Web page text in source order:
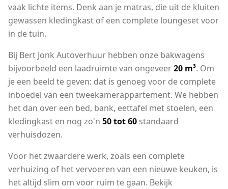
vaak lichte items. Denk aan je matras, die uit de kluiten
gewassen kledingkast of een complete loungeset voor
in de tuin.
Bij Bert Jonk Autoverhuur hebben onze bakwagens
bijvoorbeeld een laadruimte van ongeveer20 m³. Om
je een beeld te geven: dat is genoeg voor de complete
inboedel van een tweekamerappartement. We hebben
het dan over een bed, bank, eettafel met stoelen, een
kledingkast en nog zo'n 50 tot 60 standaard
verhuisdozen.
Voor het zwaardere werk, zoals een complete
verhuizing of het vervoeren van een nieuwe keuken, is
het altijd slim om voor ruim te gaan. Bekijk